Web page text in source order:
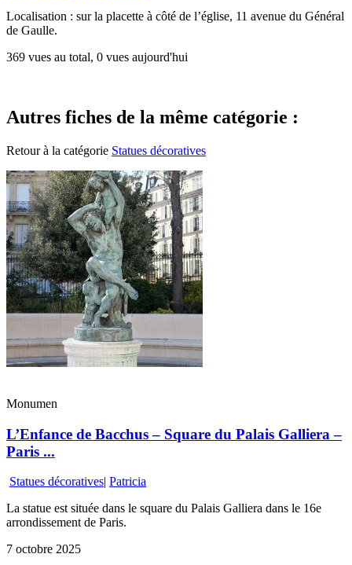
Localisation : sur la placette à côté de l’église, 11 avenue du Général
de Gaulle.
369 vues au total, 0 vues aujourd'hui
Autres fiches de la même catégorie :
Retour à la catégorie Statues décoratives
Monumen
L’Enfance de Bacchus – Square du Palais Galliera –
Paris ...
Statues décoratives| Patricia
La statue est située dans le square du Palais Galliera dans le 16e
arrondissement de Paris.
7 octobre 2025